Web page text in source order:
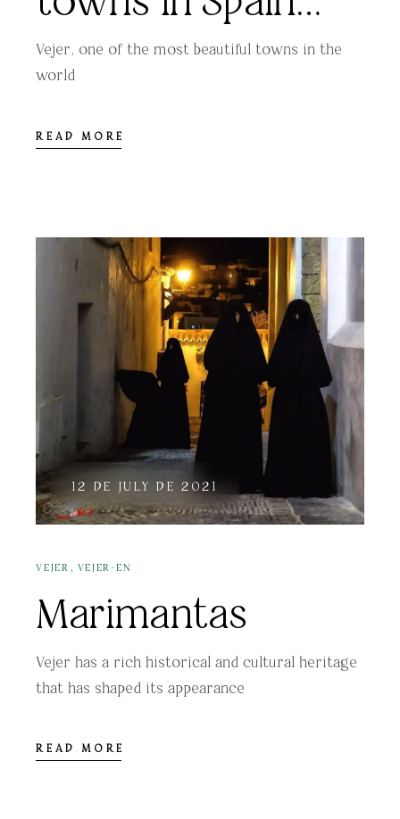
Vejer, one of the most beautiful towns in the
world
READ MORE
12 DE JULY DE 2021
VEJER , VEJER-EN
Marimantas
Vejer has a rich historical and cultural heritage
that has shaped its appearance
READ MORE